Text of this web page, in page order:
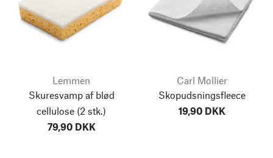
Lemmen
Skuresvamp af blød
cellulose (2 stk.)
79,90 DKK
Carl Mollier
Skopudsningsfleece
19,90 DKK